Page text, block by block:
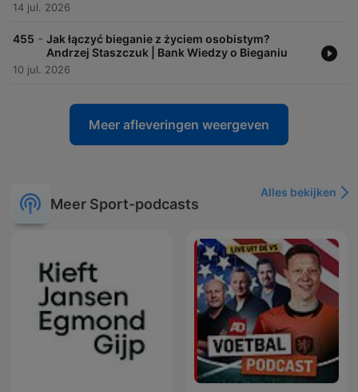
14 jul. 2026
455 - Jak łączyć bieganie z życiem osobistym?
Andrzej Staszczuk | Bank Wiedzy o Bieganiu
10 jul. 2026
Meer afleveringen weergeven
Meer Sport-podcasts
Alles bekijken